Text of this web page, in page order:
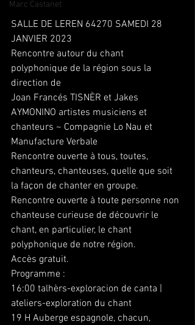
Marc Castanet
SALLE DE LEREN 64270 SAMEDI 28
JANVIER 2023
Rencontre autour du chant
polyphonique de la région sous la
direction de
Joan Francés TISNÈR et Jakes
AYMONINO artistes musiciens et
chanteurs ~ Compagnie Lo Nau et
Manufacture Verbale
Rencontre ouverte à tous, toutes,
chanteurs, chanteuses, quelle que soit
la façon de chanter en groupe.
Rencontre ouverte à toute personne non
chanteuse curieuse de découvrir le
chant, en particulier, le chant
polyphonique de notre région.
Accès gratuit.
Programme :
16:00 talhèrs-exploracion de canta |
ateliers-exploration du chant
19 H Auberge espagnole, chacun,